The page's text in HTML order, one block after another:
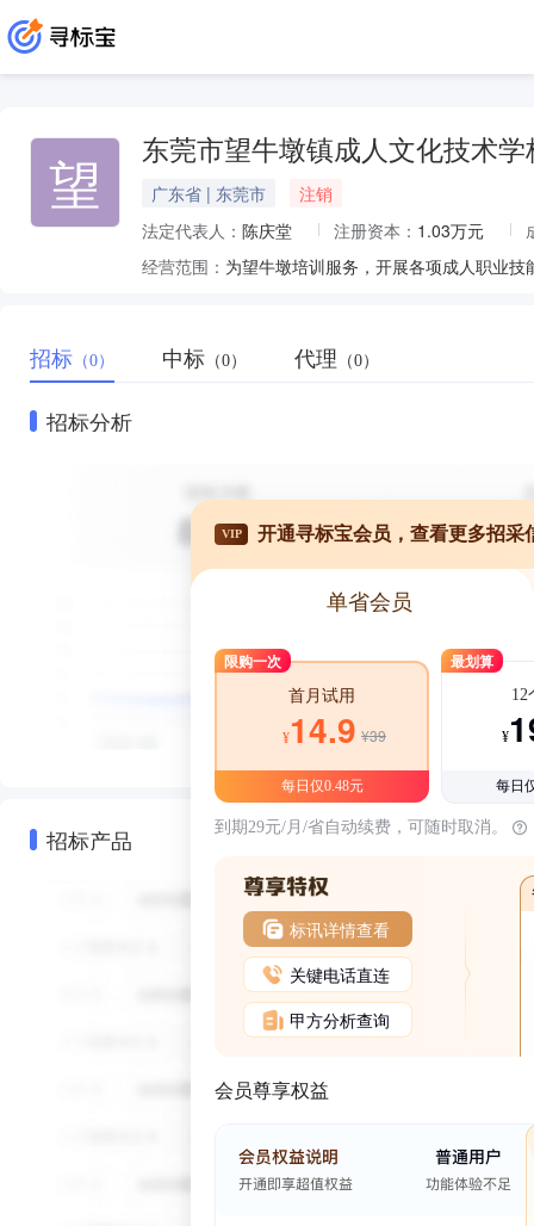
望 东莞市望牛墩镇成人文化技术学
广东省 | 东莞市
注销
法定代表人： 陈庆堂 注册资本： 1.03万元
经营范围： 为望牛墩培训服务，开展各项成人职业
招标 （0） 中标 （0） 代理 （0）
招标分析
招标产品
VIP 开通寻标宝会员，查看更多招采
单省会员
限购一次
首月试用
¥14.9 ¥39
每日仅0.48元
最划算
12
¥
每日
到期29元/月/省自动续费，可随时取消。
标讯详情查看
关键电话直连
甲方分析查询
会员尊享权益